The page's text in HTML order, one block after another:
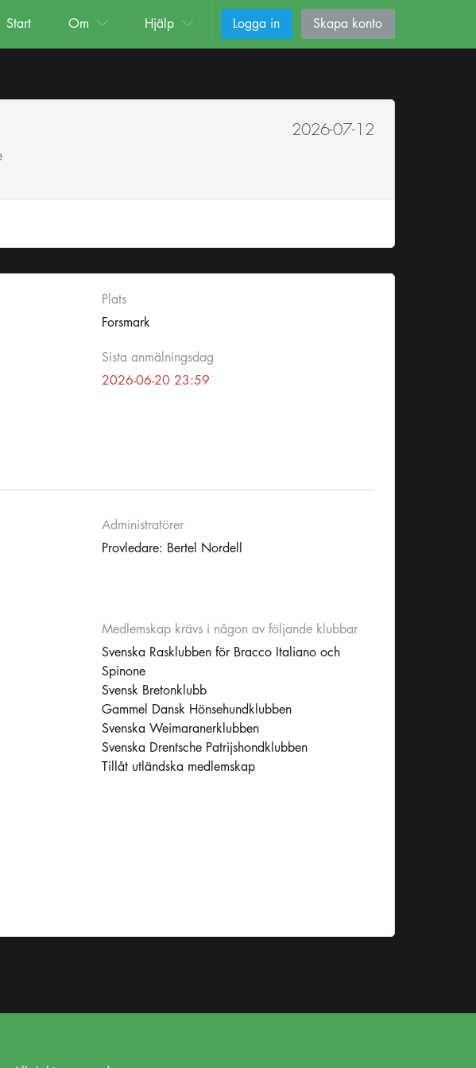
Start Om Hjälp Logga in Skapa konto
2026-07-12
Plats
Forsmark
Sista anmälningsdag
2026-06-20 23:59
Administratörer
Provledare: Bertel Nordell
Medlemskap krävs i någon av följande klubbar
Svenska Rasklubben för Bracco Italiano och
Spinone
Svensk Bretonklubb
Gammel Dansk Hönsehundklubben
Svenska Weimaranerklubben
Svenska Drentsche Patrijshondklubben
Tillåt utländska medlemskap